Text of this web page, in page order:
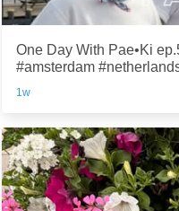
One Day With Pae•Ki
#amsterdam
1w